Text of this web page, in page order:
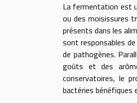
La fermentation est
ou des moisissures
présents dans les
sont responsables
de pathogènes.
goûts et des
conservatoires, le
bactéries bénéfiques